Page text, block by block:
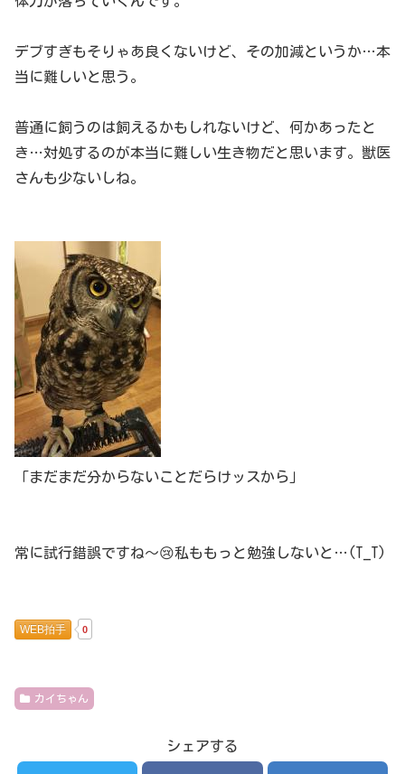
デブすぎもそりゃあ良くないけど、その加減というか…本
当に難しいと思う。
普通に飼うのは飼えるかもしれないけど、何かあったと
き…対処するのが本当に難しい生き物だと思います。獣医
さんも少ないしね。
「まだまだ分からないことだらけッスから」
常に試行錯誤ですね～😢私ももっと勉強しないと…(T_T)
WEB拍手 0
カイちゃん
シェアする